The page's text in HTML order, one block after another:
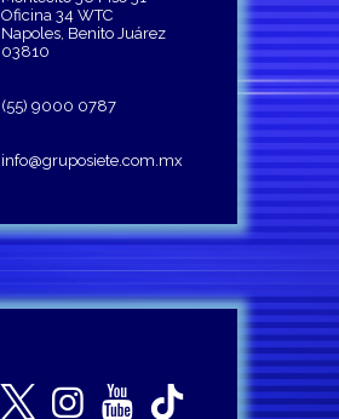
Oficina 34 WTC
Napoles, Benito Juárez
03810
(55) 9000 0787
info@gruposiete.com.mx